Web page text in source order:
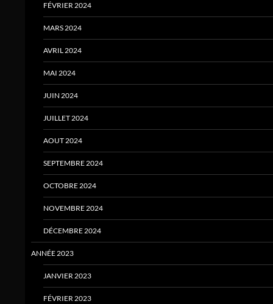
FÉVRIER 2024
MARS 2024
AVRIL 2024
MAI 2024
JUIN 2024
JUILLET 2024
AOUT 2024
SEPTEMBRE 2024
OCTOBRE 2024
NOVEMBRE 2024
DÉCEMBRE 2024
ANNÉE 2023
JANVIER 2023
FÉVRIER 2023